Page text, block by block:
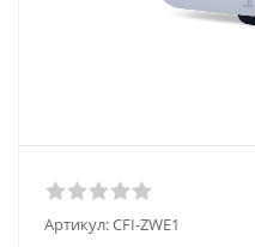
Артикул:CFI-ZWE1